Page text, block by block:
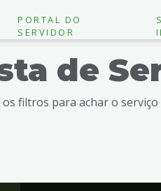
PORTAL DO
SERVIDOR
de
os filtros para achar o